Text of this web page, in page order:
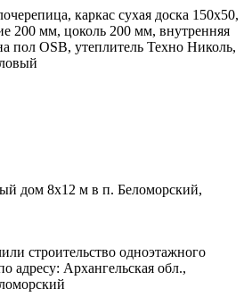
каркас сухая доска 150х50,
200 мм, цоколь 200 мм, внутренняя
пол OSB, утеплитель Техно Николь,
дом 8х12 м в п. Беломорский,
строительство одноэтажного
адресу: Архангельская обл.,